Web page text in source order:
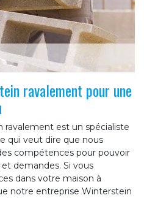
ravalement pour une
est un spécialiste
qui veut dire que nous
compétences pour pouvoir
demandes. Si vous
dans votre maison à
notre entreprise Winterstein